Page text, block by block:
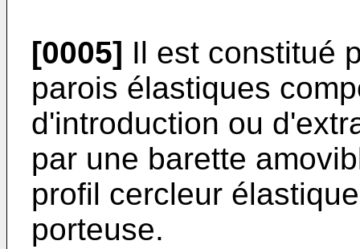
[0005] Il est constitué
parois élastiques
d'introduction ou
par une barette
profil cercleur
porteuse.